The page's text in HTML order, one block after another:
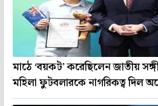
মাঠে ‘বয়কট’ করেছিলেন জাতীয়
মহিলা ফুটবলারকে নাগরিকত্ব দিল